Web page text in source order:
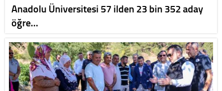
Anadolu Üniversitesi 57 ilden 23 bin 352 aday
öğre…